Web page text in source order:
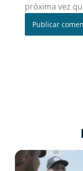
próxima vez